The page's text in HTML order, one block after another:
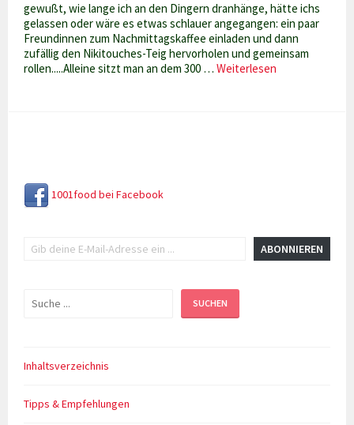
gewußt, wie lange ich an den Dingern dranhänge, hätte ichs
gelassen oder wäre es etwas schlauer angegangen: ein paar
Freundinnen zum Nachmittagskaffee einladen und dann
zufällig den Nikitouches-Teig hervorholen und gemeinsam
rollen.....Alleine sitzt man an dem 300 …Weiterlesen
1001food bei Facebook
ABONNIEREN
Suchen SUCHEN
Inhaltsverzeichnis
Tipps & Empfehlungen